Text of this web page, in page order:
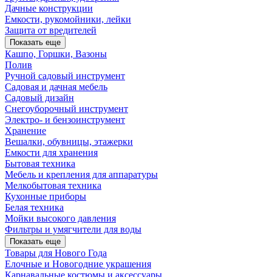
Дачные конструкции
Емкости, рукомойники, лейки
Защита от вредителей
Показать еще
Кашпо, Горшки, Вазоны
Полив
Ручной садовый инструмент
Садовая и дачная мебель
Садовый дизайн
Снегоуборочный инструмент
Электро- и бензоинструмент
Хранение
Вешалки, обувницы, этажерки
Емкости для хранения
Бытовая техника
Мебель и крепления для аппаратуры
Мелкобытовая техника
Кухонные приборы
Белая техника
Мойки высокого давления
Фильтры и умягчители для воды
Показать еще
Товары для Нового Года
Елочные и Новогодние украшения
Карнавальные костюмы и аксессуары